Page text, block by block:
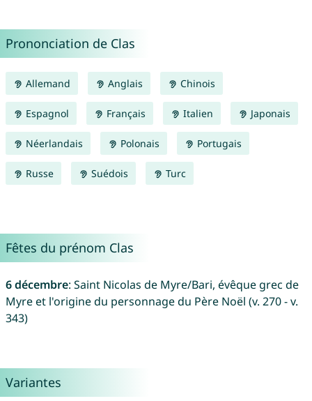
Prononciation de Clas
Allemand Anglais Chinois
Espagnol Français Italien Japonais
Néerlandais Polonais Portugais
Russe Suédois Turc
Fêtes du prénom Clas
6 décembre: Saint Nicolas de Myre/Bari, évêque grec de
Myre et l'origine du personnage du Père Noël (v. 270 - v.
343)
Variantes